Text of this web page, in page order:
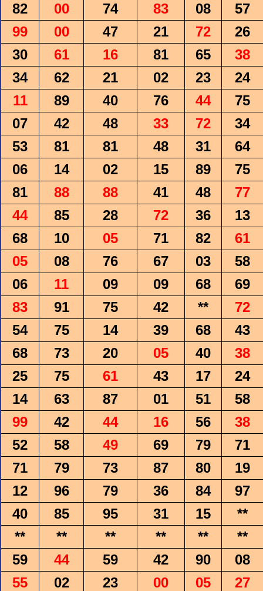
82
00 74 83 08
57
99
00 47 21 72
26
30
61 16 81 65
38
34
62 21 02 23
24
11
89 40 76 44
75
07
42 48 33 72
34
53
81 81 48 31
64
06
14 02 15 89
75
81
88 88 41 48
77
44
85 28 72 36
13
68
10 05 71 82
61
05
08 76 67 03
58
06
11 09 09 68
69
83
91 75 42 **
72
54
75 14 39 68
43
68
73 20 05 40
38
25
75 61 43 17
24
14
63 87 01 51
58
99
42 44 16 56
38
52
58 49 69 79
71
71
79 73 87 80
19
12
96 79 36 84
97
40
85 95 31 15
**
**
** ** ** **
**
59
44 59 42 90
08
55
02 23 00 05
27